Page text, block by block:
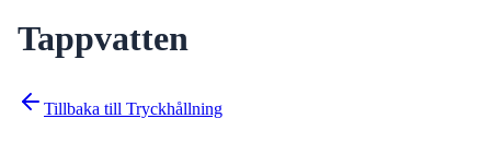
Tappvatten
Tillbaka till Tryckhållning